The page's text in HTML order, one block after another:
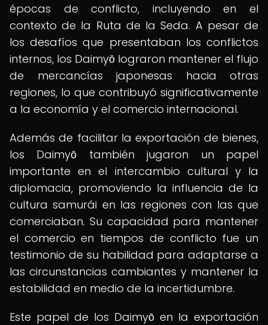
épocas de conflicto, incluyendo en el
contexto de la Ruta de la Seda. A pesar de
los desafíos que presentaban los conflictos
internos, los Daimyō lograron mantener el flujo
de mercancías japonesas hacia otras
regiones, lo que contribuyó significativamente
a la economía y el comercio internacional.
Además de facilitar la exportación de bienes,
los Daimyō también jugaron un papel
importante en el intercambio cultural y la
diplomacia, promoviendo la influencia de la
cultura samurái en las regiones con las que
comerciaban. Su capacidad para mantener
el comercio en tiempos de conflicto fue un
testimonio de su habilidad para adaptarse a
las circunstancias cambiantes y mantener la
estabilidad en medio de la incertidumbre.
Este papel de los Daimyō en la exportación